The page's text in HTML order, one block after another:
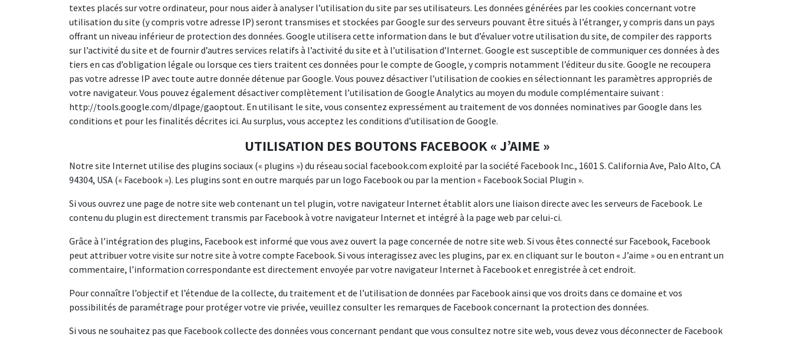
textes placés sur votre ordinateur, pour nous aider à analyser l’utilisation du site par ses utilisateurs. Les données générées par les cookies concernant votre
utilisation du site (y compris votre adresse IP) seront transmises et stockées par Google sur des serveurs pouvant être situés à l’étranger, y compris dans un pays
offrant un niveau inférieur de protection des données. Google utilisera cette information dans le but d’évaluer votre utilisation du site, de compiler des rapports
sur l’activité du site et de fournir d’autres services relatifs à l’activité du site et à l’utilisation d’Internet. Google est susceptible de communiquer ces données à des
tiers en cas d’obligation légale ou lorsque ces tiers traitent ces données pour le compte de Google, y compris notamment l’éditeur du site. Google ne recoupera
pas votre adresse IP avec toute autre donnée détenue par Google. Vous pouvez désactiver l’utilisation de cookies en sélectionnant les paramètres appropriés de
votre navigateur. Vous pouvez également désactiver complètement l’utilisation de Google Analytics au moyen du module complémentaire suivant :
http://tools.google.com/dlpage/gaoptout. En utilisant le site, vous consentez expressément au traitement de vos données nominatives par Google dans les
conditions et pour les finalités décrites ici. Au surplus, vous acceptez les conditions d’utilisation de Google.
UTILISATION DES BOUTONS FACEBOOK « J’AIME »
Notre site Internet utilise des plugins sociaux (« plugins ») du réseau social facebook.com exploité par la société Facebook Inc., 1601 S. California Ave, Palo Alto, CA
94304, USA (« Facebook »). Les plugins sont en outre marqués par un logo Facebook ou par la mention « Facebook Social Plugin ».
Si vous ouvrez une page de notre site web contenant un tel plugin, votre navigateur Internet établit alors une liaison directe avec les serveurs de Facebook. Le
contenu du plugin est directement transmis par Facebook à votre navigateur Internet et intégré à la page web par celui-ci.
Grâce à l’intégration des plugins, Facebook est informé que vous avez ouvert la page concernée de notre site web. Si vous êtes connecté sur Facebook, Facebook
peut attribuer votre visite sur notre site à votre compte Facebook. Si vous interagissez avec les plugins, par ex. en cliquant sur le bouton « J’aime » ou en entrant un
commentaire, l’information correspondante est directement envoyée par votre navigateur Internet à Facebook et enregistrée à cet endroit.
Pour connaître l’objectif et l’étendue de la collecte, du traitement et de l’utilisation de données par Facebook ainsi que vos droits dans ce domaine et vos
possibilités de paramétrage pour protéger votre vie privée, veuillez consulter les remarques de Facebook concernant la protection des données.
Si vous ne souhaitez pas que Facebook collecte des données vous concernant pendant que vous consultez notre site web, vous devez vous déconnecter de Facebook